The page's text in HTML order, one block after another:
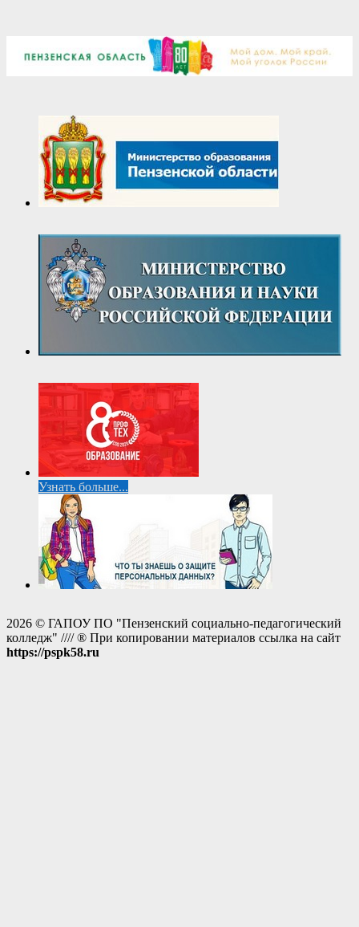
Узнать больше...
2026 © ГАПОУ ПО "Пензенский социально-педагогический
колледж" //// ® При копировании материалов ссылка на сайт
https://pspk58.ru